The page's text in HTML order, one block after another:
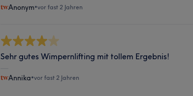
Anonym•vor fast 2 Jahren
Sehr gutes Wimpernlifting mit tollem Ergebnis!
Annika•vor fast 2 Jahren